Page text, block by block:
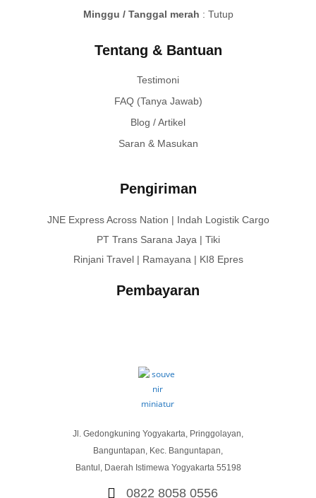
Minggu / Tanggal merah : Tutup
Tentang & Bantuan
Testimoni
FAQ (Tanya Jawab)
Blog / Artikel
Saran & Masukan
Pengiriman
JNE Express Across Nation | Indah Logistik Cargo
PT Trans Sarana Jaya | Tiki
Rinjani Travel | Ramayana | KI8 Epres
Pembayaran
Jl. Gedongkuning Yogyakarta, Pringgolayan,
Banguntapan, Kec. Banguntapan,
Bantul, Daerah Istimewa Yogyakarta 55198
0822 8058 0556